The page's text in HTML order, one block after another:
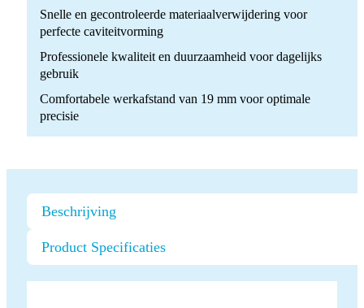
Snelle en gecontroleerde materiaalverwijdering voor
perfecte caviteitvorming
Professionele kwaliteit en duurzaamheid voor dagelijks
gebruik
Comfortabele werkafstand van 19 mm voor optimale
precisie
Beschrijving
Product Specificaties